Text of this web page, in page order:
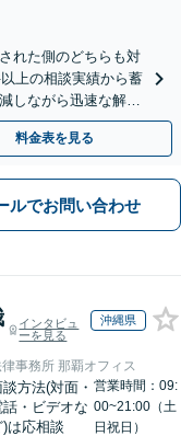
れた側のどちらも対
上の相談実績から蓄
しながら迅速な解決
料金表を見る
ルでお問い合わせ
インタビュ
ーを見る
沖縄県
事務所 那覇オフィス
方法(対面・
話・ビデオな
)は応相談
営業時間：09:
00~21:00（土
日祝日）